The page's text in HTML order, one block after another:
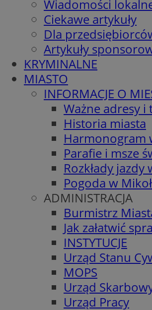
Wiadomości
Ciekawe artykuły
Dla
Artykuły
KRYMINALNE
MIASTO
INFORMACJE O
Ważne adresy i
Historia miasta
Harmonogram
Parafie i msze
Rozkłady jazdy
Pogoda w
ADMINISTRACJA
Burmistrz
Jak załatwić
INSTYTUCJE
Urząd Stanu
MOPS
Urząd
Urząd Pracy